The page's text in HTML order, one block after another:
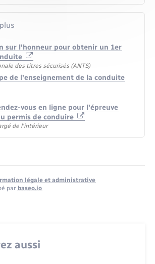
sur l'honneur pour obtenir un 1er
des titres sécurisés (ANTS)
de l'enseignement de la conduite
vous en ligne pour l'épreuve
permis de conduire
de l'intérieur
légale et administrative
par baseo.io
aussi